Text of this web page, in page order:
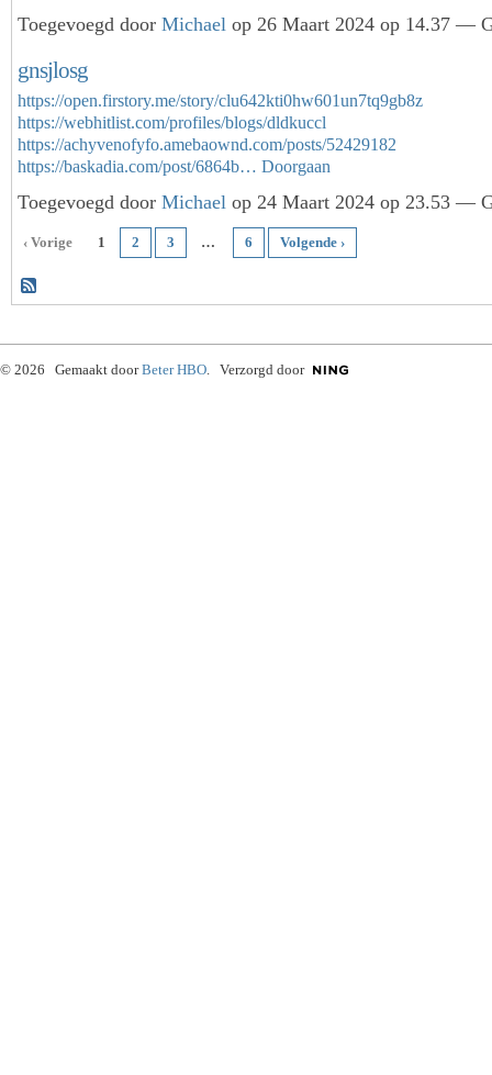
Toegevoegd door Michael op 26 Maart 2024 op 14.37 —
gnsjlosg
https://open.firstory.me/story/clu642kti0hw601un7tq9gb8z
https://webhitlist.com/profiles/blogs/dldkuccl
https://achyvenofyfo.amebaownd.com/posts/52429182
https://baskadia.com/post/6864b… Doorgaan
Toegevoegd door Michael op 24 Maart 2024 op 23.53 —
‹ Vorige 1 2 3 … 6 Volgende ›
© 2026 Gemaakt doorBeter HBO. Verzorgd door